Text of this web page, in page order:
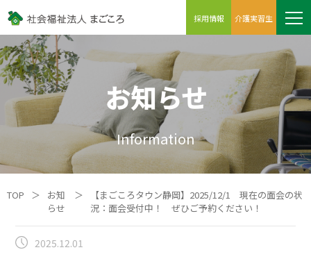
採用情報 介護実習生
お知らせ
Information
TOP ＞
お知
らせ
＞
【まごころタウン静岡】2025/12/1 現在の面会の状
況：面会受付中！ ぜひご予約ください！
2025.12.01